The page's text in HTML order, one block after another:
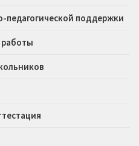
педагогической поддержки
работы